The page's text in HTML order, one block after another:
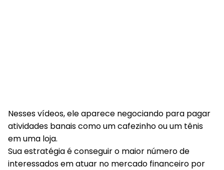
Nesses vídeos, ele aparece negociando para pagar
atividades banais como um cafezinho ou um tênis
em uma loja.
Sua estratégia é conseguir o maior número de
interessados em atuar no mercado financeiro por